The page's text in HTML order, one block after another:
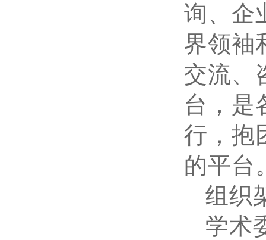
询、企
界领袖
交流、
台，是
行，抱
的平台
组织
学术